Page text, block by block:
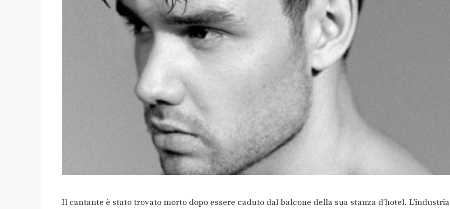
Il cantante è stato trovato morto dopo essere caduto dal balcone della sua stanza d’hotel. L’industria